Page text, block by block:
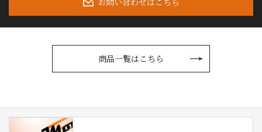
商品一覧はこちら